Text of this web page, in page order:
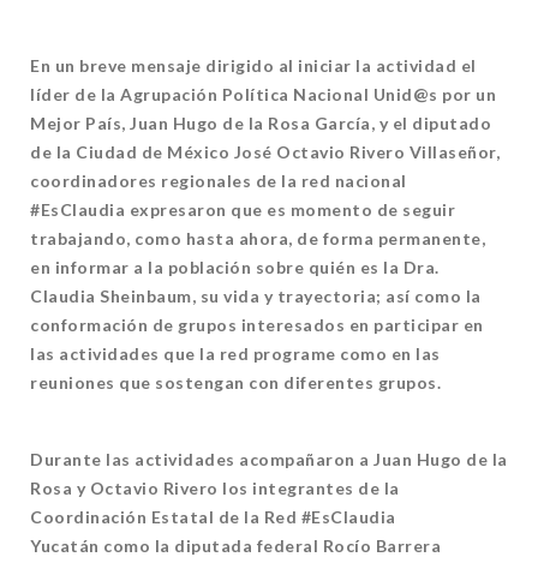
En un breve mensaje dirigido al iniciar la actividad el
líder de la Agrupación Política Nacional Unid@s por un
Mejor País, Juan Hugo de la Rosa García, y el diputado
de la Ciudad de México José Octavio Rivero Villaseñor,
coordinadores regionales de la red nacional
#EsClaudia expresaron que es momento de seguir
trabajando, como hasta ahora, de forma permanente,
en informar a la población sobre quién es la Dra.
Claudia Sheinbaum, su vida y trayectoria; así como la
conformación de grupos interesados en participar en
las actividades que la red programe como en las
reuniones que sostengan con diferentes grupos.
Durante las actividades acompañaron a Juan Hugo de la
Rosa y Octavio Rivero los integrantes de la
Coordinación Estatal de la Red #EsClaudia
Yucatán como la diputada federal Rocío Barrera